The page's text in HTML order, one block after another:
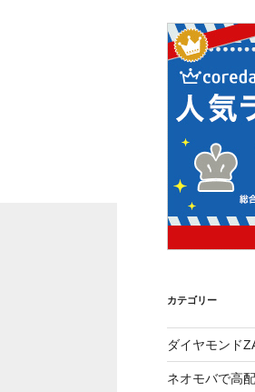
カテゴリー
ダイヤモンド
ネオモバで高